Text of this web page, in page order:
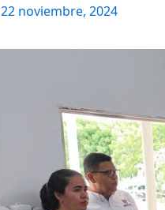
22 noviembre, 2024